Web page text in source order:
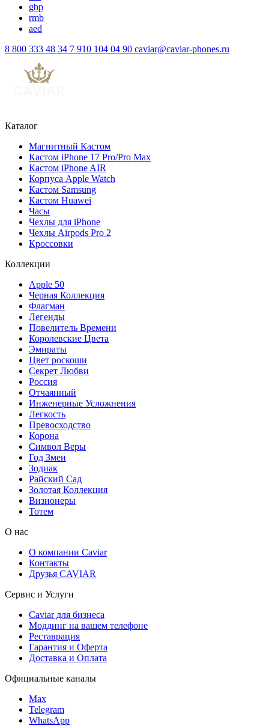
gbp
rmb
aed
8 800 333 48 34 7 910 104 04 90 caviar@caviar-phones.ru
Каталог
Магнитный Кастом
Кастом iPhone 17 Pro/Pro Max
Кастом iPhone AIR
Корпуса Apple Watch
Кастом Samsung
Кастом Huawei
Часы
Чехлы для iPhone
Чехлы Airpods Pro 2
Кроссовки
Коллекции
Apple 50
Черная Коллекция
Флагман
Легенды
Повелитель Времени
Королевские Цвета
Эмираты
Цвет роскоши
Секрет Любви
Россия
Отчаянный
Инженерные Усложнения
Легкость
Превосходство
Корона
Символ Веры
Год Змеи
Зодиак
Райский Сад
Золотая Коллекция
Визионеры
Тотем
О нас
О компании Caviar
Контакты
Друзья CAVIAR
Сервис и Услуги
Caviar для бизнеса
Моддинг на вашем телефоне
Реставрация
Гарантия и Оферта
Доставка и Оплата
Официальные каналы
Max
Telegram
WhatsApp